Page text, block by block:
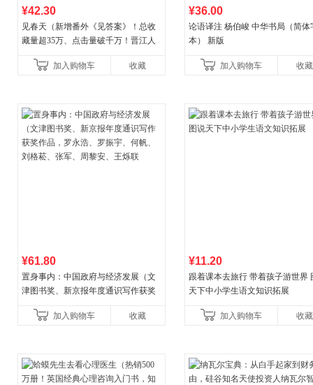
¥42.30
见春天（新增番外《见答案》！总收
藏量超35万、点击量破千万！晋江人
加入购物车
收藏
¥36.00
论语译注 杨伯峻 中华书局（简体
本） 新版
加入购物车 收藏
¥61.80
置身事内：中国政府与经济发展（文
津图书奖、新京报年度通识写作获奖
菘、张军、周黎安、王烁联
加入购物车 收藏
¥11.20
跟着课本去旅行 带着孩子游世界
天下中小学生语文知识拓展
加入购物车 收藏